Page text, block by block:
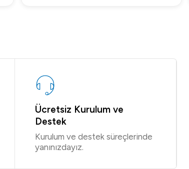
Ücretsiz Kurulum ve
Destek
Kurulum ve destek süreçlerinde
yanınızdayız.